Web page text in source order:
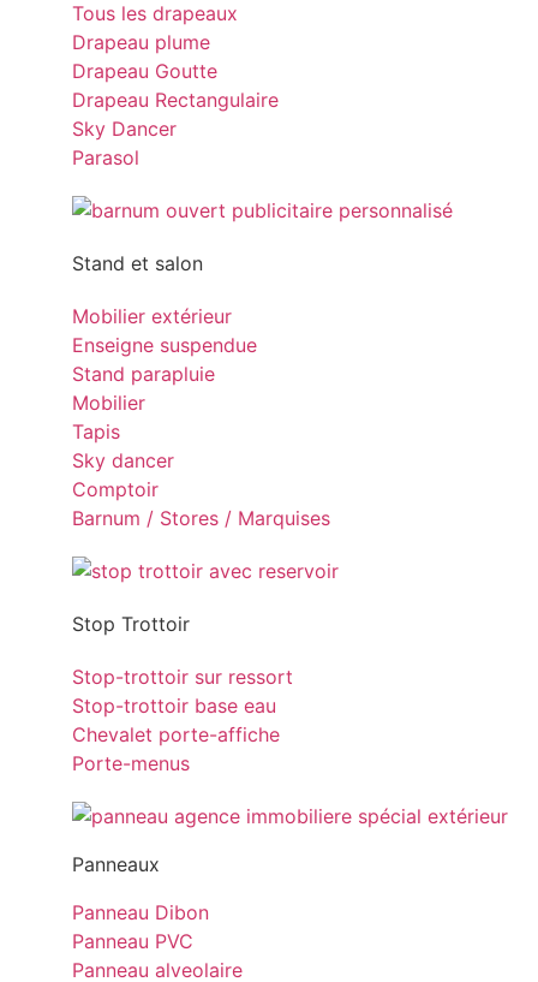
Tous les drapeaux
Drapeau plume
Drapeau Goutte
Drapeau Rectangulaire
Sky Dancer
Parasol
Stand et salon
Mobilier extérieur
Enseigne suspendue
Stand parapluie
Mobilier
Tapis
Sky dancer
Comptoir
Barnum / Stores / Marquises
Stop Trottoir
Stop-trottoir sur ressort
Stop-trottoir base eau
Chevalet porte-affiche
Porte-menus
Panneaux
Panneau Dibon
Panneau PVC
Panneau alveolaire